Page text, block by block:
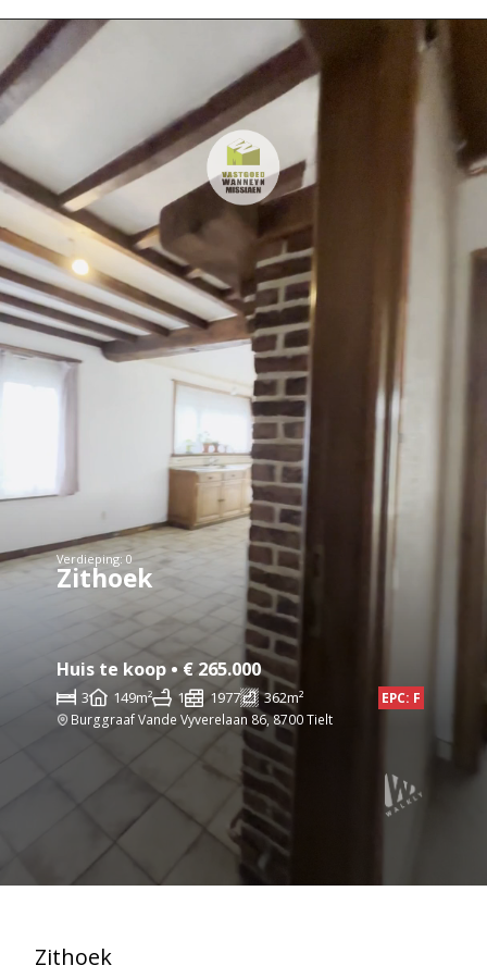
Verdieping: 0
Zithoek
Huis te koop • € 265.000
3 149m² 1 1977 362m²
EPC: F
Burggraaf Vande Vyverelaan 86, 8700 Tielt
Zithoek